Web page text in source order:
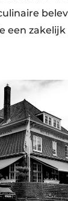
een zakelijk